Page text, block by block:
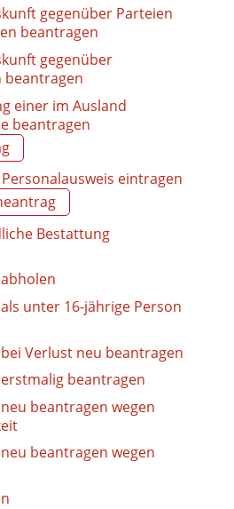
gegenüber Parteien
beantragen
gegenüber
beantragen
einer im Ausland
beantragen
eintragen
Bestattung
unter 16-jährige Person
Verlust neu beantragen
beantragen
beantragen wegen
beantragen wegen